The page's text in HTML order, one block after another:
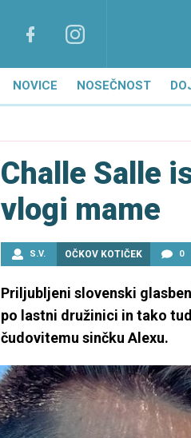
NOVICE NOSEČNOST
Challe Salle
vlogi mame
S.V. OČKOV KOTIČEK 0
Priljubljeni slovenski
po lastni družinici in tako
čudovitemu sinčku Alexu.